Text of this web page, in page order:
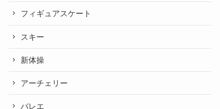
フィギュアスケート
スキー
新体操
アーチェリー
バレエ